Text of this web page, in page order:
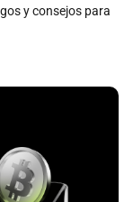
y consejos para